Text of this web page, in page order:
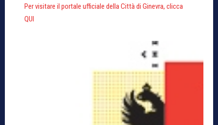
Per visitare il portale ufficiale della Città di Ginevra, clicca
QUI